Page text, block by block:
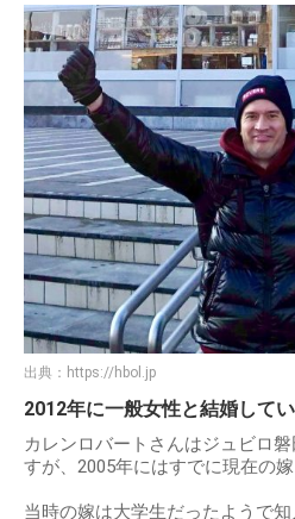
出典： https://hbol.jp
2012年に一般女性と結婚して
カレンロバートさんはジュビロ
すが、2005年にはすでに現在の
当時の嫁は大学生だったようで知